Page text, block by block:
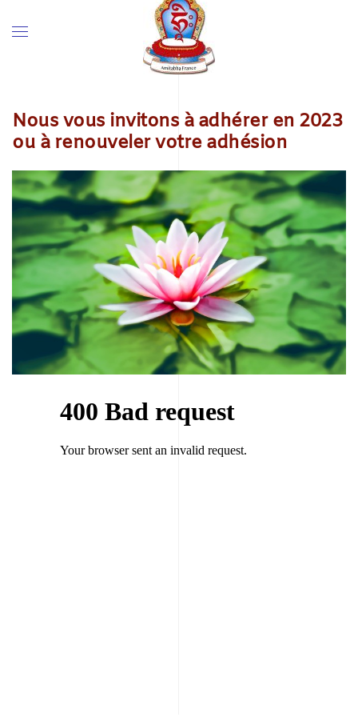
Nous vous invitons à adhérer en 2023
ou à renouveler votre adhésion